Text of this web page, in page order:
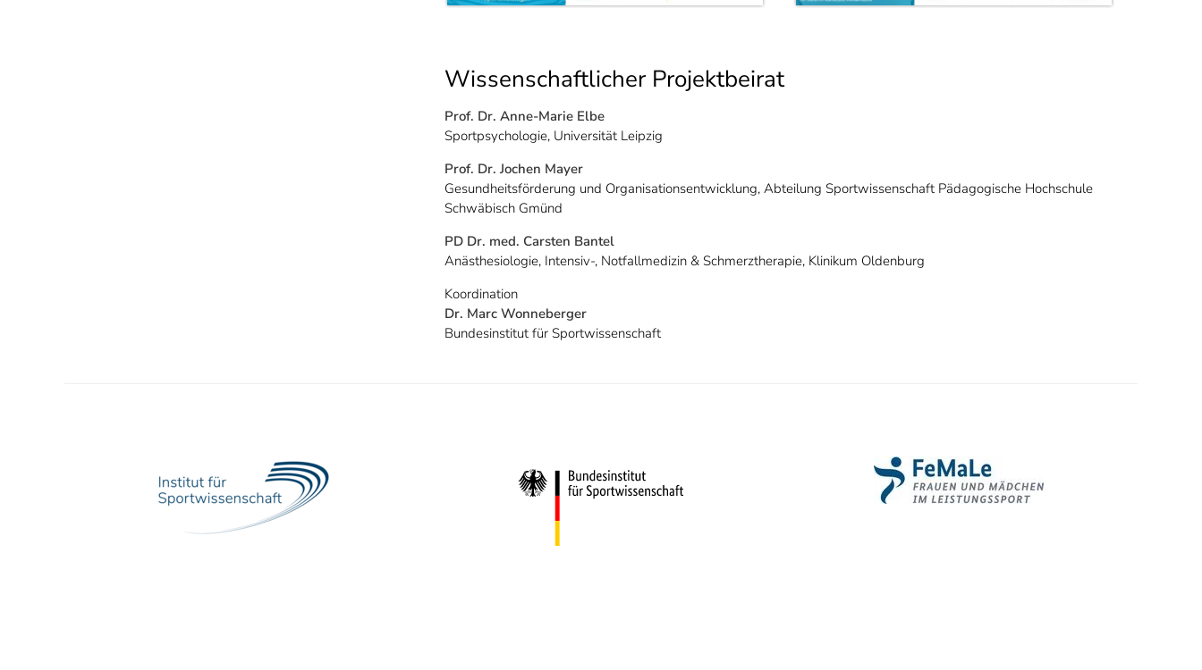
Wissenschaftlicher Projektbeirat
Prof. Dr. Anne-Marie Elbe
Sportpsychologie, Universität Leipzig
Prof. Dr. Jochen Mayer
Gesundheitsförderung und Organisationsentwicklung, Abteilung Sportwissenschaft Pädagogische Hochschule
Schwäbisch Gmünd
PD Dr. med. Carsten Bantel
Anästhesiologie, Intensiv-, Notfallmedizin & Schmerztherapie, Klinikum Oldenburg
Koordination
Dr. Marc Wonneberger
Bundesinstitut für Sportwissenschaft